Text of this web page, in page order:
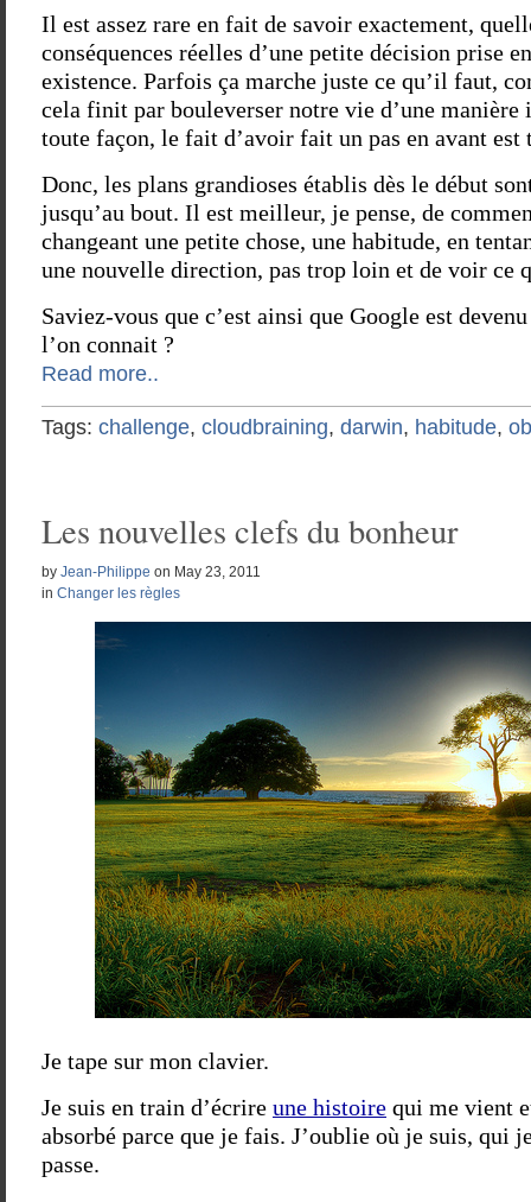
Il est assez rare en fait de savoir exactement,
conséquences réelles d’une petite décision prise
existence. Parfois ça marche juste ce qu’il faut,
cela finit par bouleverser notre vie d’une manière
toute façon, le fait d’avoir fait un pas en avant est
Donc, les plans grandioses établis dès le début
jusqu’au bout. Il est meilleur, je pense, de
changeant une petite chose, une habitude, en
une nouvelle direction, pas trop loin et de voir ce
Saviez-vous que c’est ainsi que Google est
l’on connait ?
Read more..
Tags: challenge, cloudbraining, darwin, habitude,
Les nouvelles clefs du bonheur
by Jean-Philippe on May 23, 2011
in Changer les règles
Je tape sur mon clavier.
Je suis en train d’écrire une histoire qui me vient
absorbé parce que je fais. J’oublie où je suis, qui
passe.